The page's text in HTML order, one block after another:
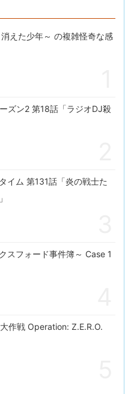
えた少年～ の複雑怪奇な感
ズン2 第18話「ラジオDJ殺
イム 第131話「炎の戦士た
スフォード事件簿～ Case 1
作戦 Operation: Z.E.R.O.